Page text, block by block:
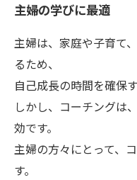
主婦の学びに最適
主婦は、家庭や子育て
るため、
自己成長の時間を確保
しかし、コーチングは
効です。
主婦の方々にとって、
す。